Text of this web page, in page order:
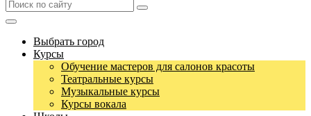
Выбрать город
Курсы
Обучение мастеров для салонов красоты
Театральные курсы
Музыкальные курсы
Курсы вокала